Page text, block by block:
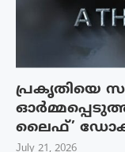
പ്രകൃതിയെ
ലൈഫ്’
July 21, 2026